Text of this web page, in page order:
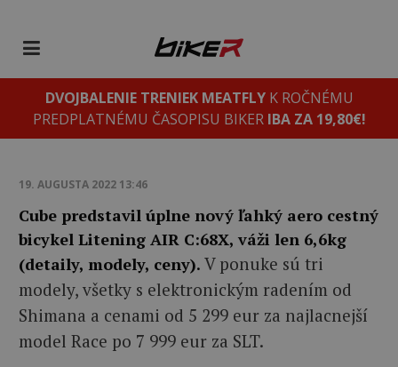
DVOJBALENIE TRENIEK MEATFLYK ROČNÉMU
PREDPLATNÉMU ČASOPISU BIKER IBA ZA 19,80€!
19. AUGUSTA 2022 13:46
Cube predstavil úplne nový ľahký aero cestný
bicykel Litening AIR C:68X, váži len 6,6kg
(detaily, modely, ceny). V ponuke sú tri
modely, všetky s elektronickým radením od
Shimana a cenami od 5 299 eur za najlacnejší
model Race po 7 999 eur za SLT.